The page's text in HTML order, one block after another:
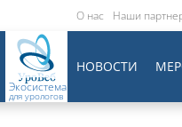
О нас Наши
Экосистема
для урологов
НОВОСТИ